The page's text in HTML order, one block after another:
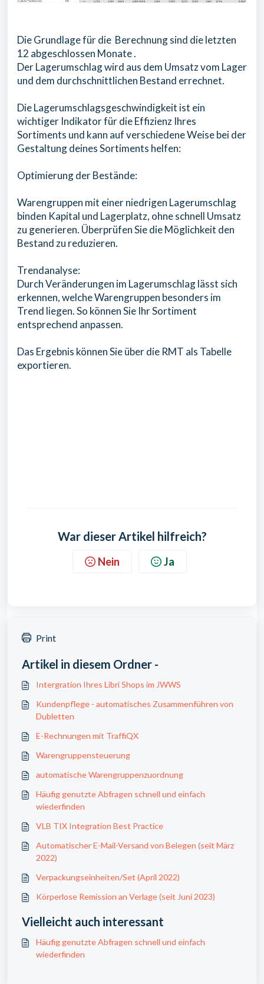
Die Grundlage für die Berechnung sind die letzten
12 abgeschlossen Monate .
Der Lagerumschlag wird aus dem Umsatz vom Lager
und dem durchschnittlichen Bestand errechnet.
Die Lagerumschlagsgeschwindigkeit ist ein
wichtiger Indikator für die Effizienz Ihres
Sortiments und kann auf verschiedene Weise bei der
Gestaltung deines Sortiments helfen:
Optimierung der Bestände:
Warengruppen mit einer niedrigen Lagerumschlag
binden Kapital und Lagerplatz, ohne schnell Umsatz
zu generieren. Überprüfen Sie die Möglichkeit den
Bestand zu reduzieren.
Trendanalyse:
Durch Veränderungen im Lagerumschlag lässt sich
erkennen, welche Warengruppen besonders im
Trend liegen. So können Sie Ihr Sortiment
entsprechend anpassen.
Das Ergebnis können Sie über die RMT als Tabelle
exportieren.
War dieser Artikel hilfreich?
Nein Ja
Print
Artikel in diesem Ordner -
Intergration Ihres Libri Shops im JWWS
Kundenpflege - automatisches Zusammenführen von
Dubletten
E-Rechnungen mit TraffiQX
Warengruppensteuerung
automatische Warengruppenzuordnung
Häufig genutzte Abfragen schnell und einfach
wiederfinden
VLB TIX Integration Best Practice
Automatischer E-Mail-Versand von Belegen (seit März
2022)
Verpackungseinheiten/Set (April 2022)
Körperlose Remission an Verlage (seit Juni 2023)
Vielleicht auch interessant
Häufig genutzte Abfragen schnell und einfach
wiederfinden